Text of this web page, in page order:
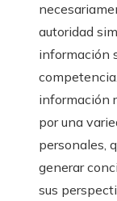
autoridad
información
información
por una
personales,
generar
sus